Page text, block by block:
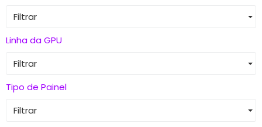
Filtrar
Linha da GPU
Filtrar
Tipo de Painel
Filtrar